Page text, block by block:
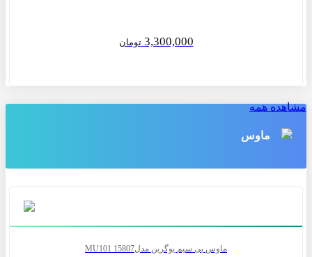
3,300,000 تومان
مشاهده همه
ماوس
ماوس بی سیم یوگرین مدلMU101 15807